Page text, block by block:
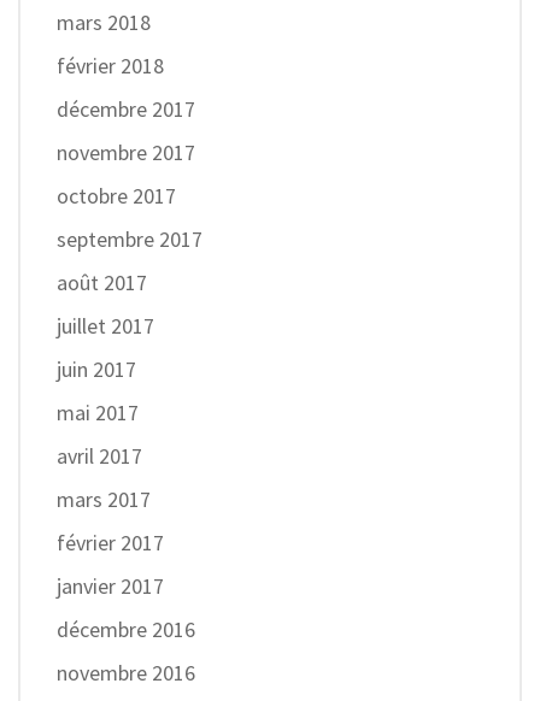
mars 2018
février 2018
décembre 2017
novembre 2017
octobre 2017
septembre 2017
août 2017
juillet 2017
juin 2017
mai 2017
avril 2017
mars 2017
février 2017
janvier 2017
décembre 2016
novembre 2016